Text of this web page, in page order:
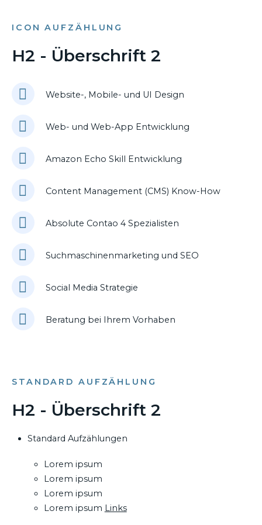
ICON AUFZÄHLUNG
H2 - Überschrift 2
Website-, Mobile- und UI Design
Web- und Web-App Entwicklung
Amazon Echo Skill Entwicklung
Content Management (CMS) Know-How
Absolute Contao 4 Spezialisten
Suchmaschinenmarketing und SEO
Social Media Strategie
Beratung bei Ihrem Vorhaben
STANDARD AUFZÄHLUNG
H2 - Überschrift 2
Standard Aufzählungen
Lorem ipsum
Lorem ipsum
Lorem ipsum
Lorem ipsum Links